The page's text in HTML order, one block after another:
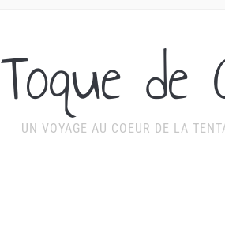
Toque de
UN VOYAGE AU COEUR DE LA